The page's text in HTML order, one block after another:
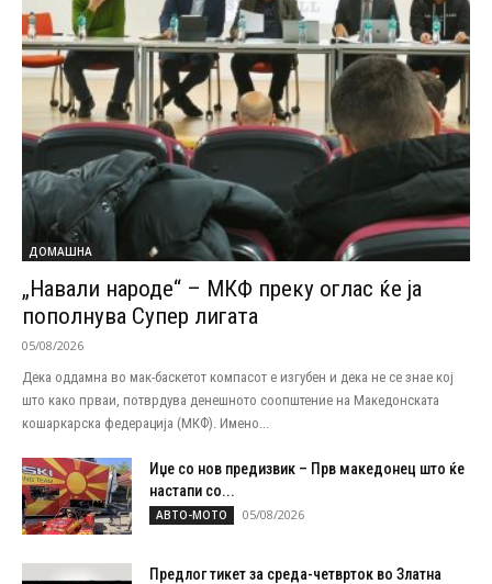
ДОМАШНА
„Навали народе“ – МКФ преку оглас ќе ја
пополнува Супер лигата
05/08/2026
Дека оддамна во мак-баскетот компасот е изгубен и дека не се знае кој
што како прваи, потврдува денешното соопштение на Македонската
кошаркарска федерација (МКФ). Имено...
Иџе со нов предизвик – Прв македонец што ќе
настапи со...
АВТО-МОТО 05/08/2026
Предлог тикет за среда-четврток во Златна